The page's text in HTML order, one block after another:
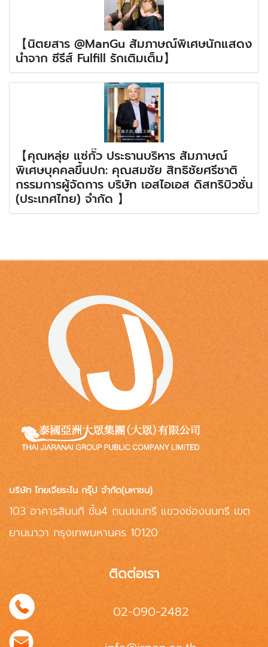
【นิตยสาร @ManGu สัมภาษณ์พิเศษนักแสดง
นำจาก ซีรีส์ Fulfill รักเติมเต็ม】
【คุณหลุ่ย แซ่กั๊ว ประธานบริหาร สัมภาษณ์
พิเศษบุคคลขึ้นปก: คุณสมชัย สิทธิชัยศรีชาติ
กรรมการผู้จัดการ บริษัท เอสไอเอส ดิสทริบิวชั่น
(ประเทศไทย) จำกัด 】
บริษัท ไทยเจียระไน กรุ๊ป จำกัด(มหาชน)
103 อาคารสินนที ชั้น4 ถนนนนทรี แขวงช่องนนทรี เขต
ยานนาวา กรุงเทพมหานคร 10120
ติดต่อเรา
02-090-2482